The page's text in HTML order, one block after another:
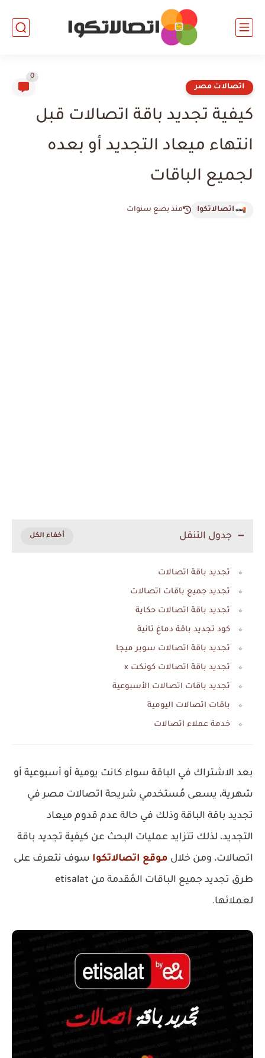
اتصالات مصر
0
كيفية تجديد باقة اتصالات قبل
انتهاء ميعاد التجديد أو بعده
لجميع الباقات
اتصالاتكوا منذ بضع سنوات
جدول التنقل
تجديد باقة اتصالات
تجديد جميع باقات اتصالات
تجديد باقة اتصالات حكاية
كود تجديد باقة دماغ تانية
تجديد باقة اتصالات سوبر ميجا
تجديد باقة اتصالات كونكت x
تجديد باقات اتصالات الأسبوعية
باقات اتصالات اليومية
خدمة عملاء اتصالات
بعد الاشتراك في الباقة سواء كانت يومية أو أسبوعية أو
شهرية، يسعى مُستخدمي شريحة اتصالات مصر في
تجديد باقة الباقة وذلك في حالة عدم قدوم ميعاد
التجديد، لذلك تتزايد عمليات البحث عن كيفية تجديد باقة
اتصالات، ومن خلال موقع اتصالاتكوا سوف نتعرف على
طرق تجديد جميع الباقات المُقدمة من etisalat
لعملائها.